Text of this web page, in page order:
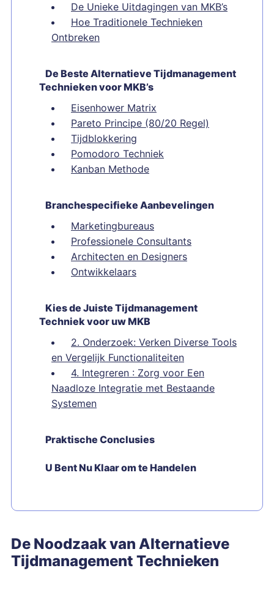
De Unieke Uitdagingen van MKB’s
Hoe Traditionele Technieken
Ontbreken
De Beste Alternatieve Tijdmanagement
Technieken voor MKB’s
Eisenhower Matrix
Pareto Principe (80/20 Regel)
Tijdblokkering
Pomodoro Techniek
Kanban Methode
Branchespecifieke Aanbevelingen
Marketingbureaus
Professionele Consultants
Architecten en Designers
Ontwikkelaars
Kies de Juiste Tijdmanagement
Techniek voor uw MKB
2. Onderzoek: Verken Diverse Tools
en Vergelijk Functionaliteiten
4. Integreren : Zorg voor Een
Naadloze Integratie met Bestaande
Systemen
Praktische Conclusies
U Bent Nu Klaar om te Handelen
De Noodzaak van Alternatieve
Tijdmanagement Technieken